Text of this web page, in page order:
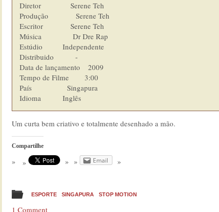
Diretor               Serene Teh
Produção              Serene Teh
Escritor              Serene Teh
Música                Dr Dre Rap
Estúdio  	      Independente
Distribuido           -
Data de lançamento    2009
Tempo de Filme        3:00
País                  Singapura
Idioma  	      Inglês
Um curta bem criativo e totalmente desenhado a mão.
Compartilhe
Email
ESPORTE SINGAPURA STOP MOTION
1 Comment